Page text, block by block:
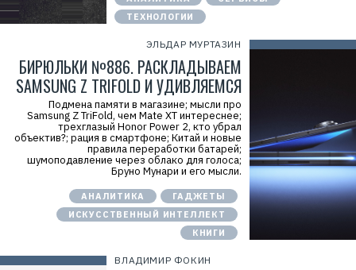
ТЕХНОЛОГИИ
ЭЛЬДАР МУРТАЗИН
БИРЮЛЬКИ №886. РАСКЛАДЫВАЕМ
SAMSUNG Z TRIFOLD И УДИВЛЯЕМСЯ
Подмена памяти в магазине; мысли про
Samsung Z TriFold, чем Mate XT интереснее;
трехглазый Honor Power 2, кто убрал
объектив?; рация в смартфоне; Китай и новые
правила переработки батарей;
шумоподавление через облако для голоса;
Бруно Мунари и его мысли.
АНАЛИТИКА
ГАДЖЕТЫ
ИСКУССТВЕННЫЙ ИНТЕЛЛЕКТ
КНИГИ
ВЛАДИМИР ФОКИН